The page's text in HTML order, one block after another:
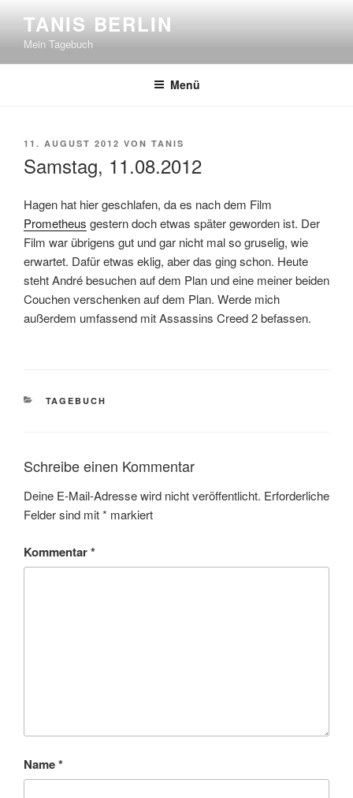
springen
TANIS BERLIN
Mein Tagebuch
Menü
VERÖFFENTLICHT
11. AUGUST 2012 VON TANIS
Samstag, 11.08.2012
Hagen hat hier geschlafen, da es nach dem Film
Prometheus gestern doch etwas später geworden ist. Der
Film war übrigens gut und gar nicht mal so gruselig, wie
erwartet. Dafür etwas eklig, aber das ging schon. Heute
steht André besuchen auf dem Plan und eine meiner beiden
Couchen verschenken auf dem Plan. Werde mich
außerdem umfassend mit Assassins Creed 2 befassen.
KATEGORIEN
TAGEBUCH
Schreibe einen Kommentar
Deine E-Mail-Adresse wird nicht veröffentlicht. Erforderliche
Felder sind mit* markiert
Kommentar*
Name*